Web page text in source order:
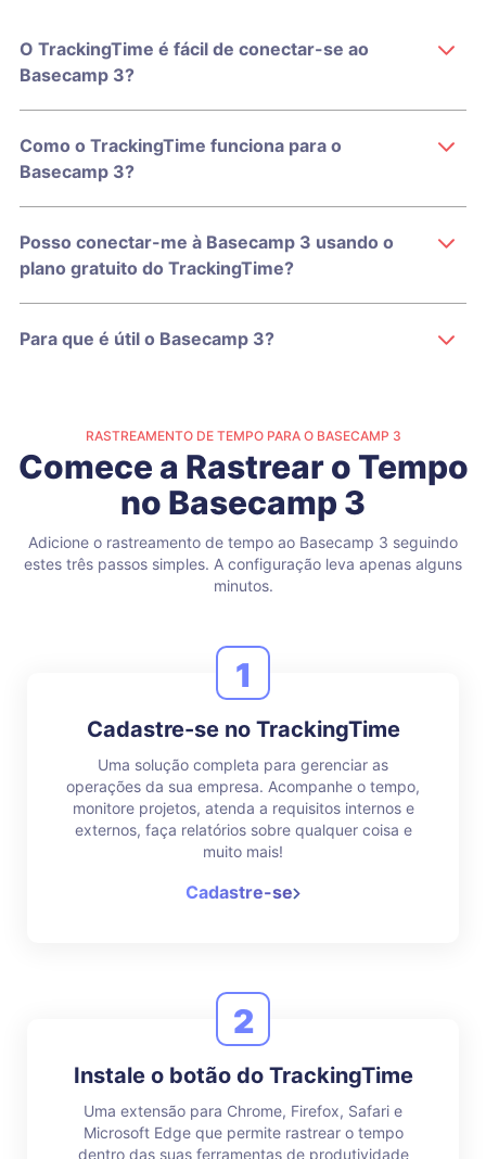
O TrackingTime é fácil de conectar-se ao
Basecamp 3?
Como o TrackingTime funciona para o
Basecamp 3?
Posso conectar-me à Basecamp 3 usando o
plano gratuito do TrackingTime?
Para que é útil o Basecamp 3?
RASTREAMENTO DE TEMPO PARA O BASECAMP 3
Comece a Rastrear o Tempo
no Basecamp 3
Adicione o rastreamento de tempo ao Basecamp 3 seguindo
estes três passos simples. A configuração leva apenas alguns
minutos.
1
Cadastre-se no TrackingTime
Uma solução completa para gerenciar as
operações da sua empresa. Acompanhe o tempo,
monitore projetos, atenda a requisitos internos e
externos, faça relatórios sobre qualquer coisa e
muito mais!
Cadastre-se
2
Instale o botão do TrackingTime
Uma extensão para Chrome, Firefox, Safari e
Microsoft Edge que permite rastrear o tempo
dentro das suas ferramentas de produtividade